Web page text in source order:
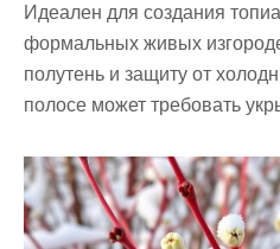
Идеален для создания
формальных живых
полутень и защиту от
полосе может требовать